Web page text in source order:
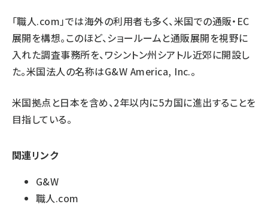
「職人.com」では海外の利用者も多く、米国での通販・EC
展開を構想。このほど、ショールームと通販展開を視野に
入れた調査事務所を、ワシントン州シアトル近郊に開設し
た。米国法人の名称はG&W America, Inc.。
米国拠点と日本を含め、2年以内に5カ国に進出することを
目指している。
関連リンク
G&W
職人.com